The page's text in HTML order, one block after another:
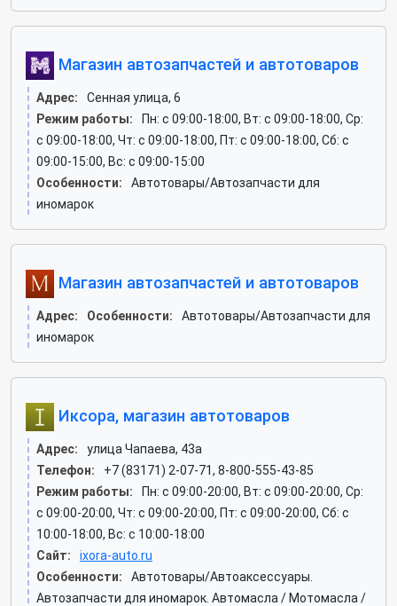
Магазин автозапчастей и автотоваров
Адрес:
Сенная улица, 6
Режим работы:
Пн: c 09:00-18:00, Вт: c 09:00-18:00, Ср:
c 09:00-18:00, Чт: c 09:00-18:00, Пт: c 09:00-18:00, Сб: c
09:00-15:00, Вс: c 09:00-15:00
Особенности:
Автотовары/Автозапчасти для
иномарок
Магазин автозапчастей и автотоваров
Адрес: Особенности:
Автотовары/Автозапчасти для
иномарок
Иксора, магазин автотоваров
Адрес:
улица Чапаева, 43а
Телефон:
+7 (83171) 2-07-71, 8-800-555-43-85
Режим работы:
Пн: c 09:00-20:00, Вт: c 09:00-20:00, Ср:
c 09:00-20:00, Чт: c 09:00-20:00, Пт: c 09:00-20:00, Сб: c
10:00-18:00, Вс: c 10:00-18:00
Сайт:
ixora-auto.ru
Особенности:
Автотовары/Автоаксессуары.
Автозапчасти для иномарок. Автомасла / Мотомасла /